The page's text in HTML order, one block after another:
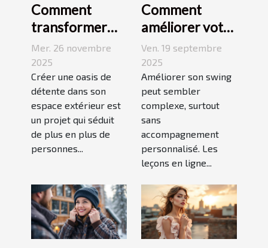
Comment
transformer
votre espace
extérieur en
oasis de
détente ?
Mer. 26 novembre
2025
Créer une oasis de
détente dans son
espace extérieur est
un projet qui séduit
de plus en plus de
personnes...
Comment
améliorer votre
swing avec des
leçons en ligne
Ven. 19 septembre
2025
Améliorer son swing
peut sembler
complexe, surtout
sans
accompagnement
personnalisé. Les
leçons en ligne...